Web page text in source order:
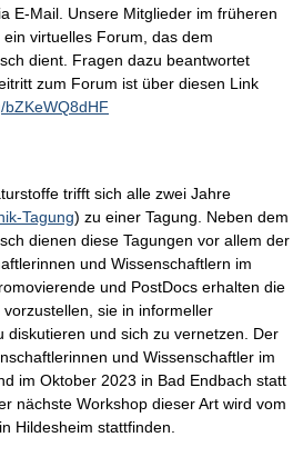
E-Mail. Unsere Mitglieder im früheren
virtuelles Forum, das dem
dient. Fragen dazu beantwortet
zum Forum ist über diesen Link
trifft sich alle zwei Jahre
Tagung) zu einer Tagung. Neben dem
dienen diese Tagungen vor allem der
und Wissenschaftlern im
und PostDocs erhalten die
sie in informeller
diskutieren und sich zu vernetzen. Der
und Wissenschaftler im
im Oktober 2023 in Bad Endbach statt
nächste Workshop dieser Art wird vom
Hildesheim stattfinden.